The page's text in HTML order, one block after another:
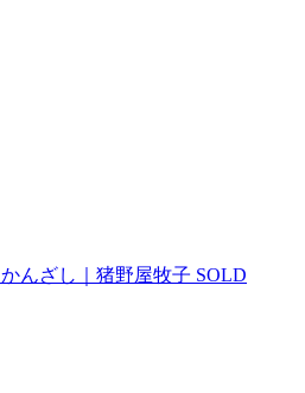
かんざし｜猪野屋牧子 SOLD